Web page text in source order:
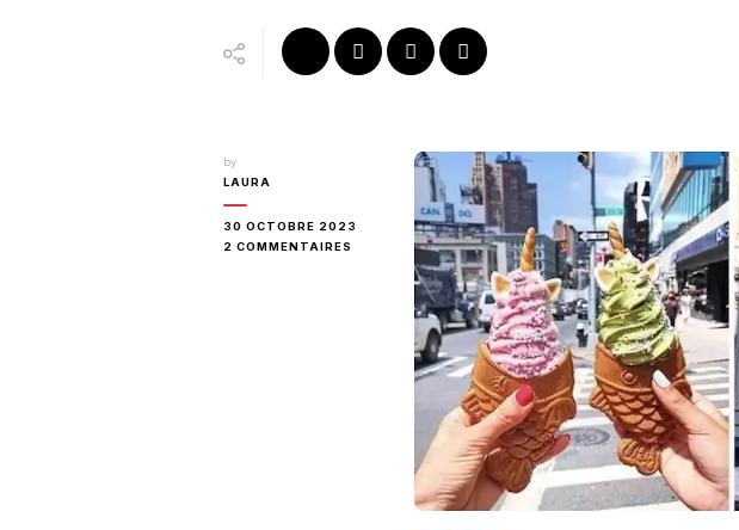
by
LAURA
30 OCTOBRE 2023
2 COMMENTAIRES
ADRESSES
PROCHAINEMENT